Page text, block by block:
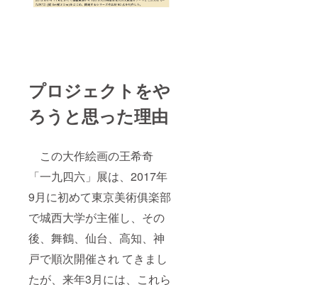
プロジェクトをや
ろうと思った理由
この大作絵画の王希奇
「一九四六」展は、2017年
9月に初めて東京美術俱楽部
で城西大学が主催し、その
後、舞鶴、仙台、高知、神
戸で順次開催され てきまし
たが、来年3月には、これら